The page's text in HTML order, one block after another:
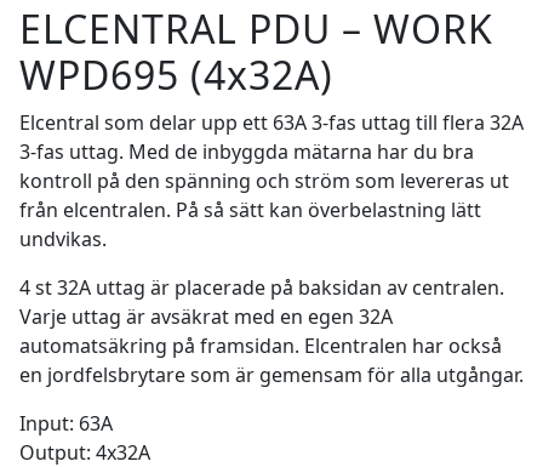
ELCENTRAL PDU – WORK
WPD695 (4x32A)
Elcentral som delar upp ett 63A 3-fas uttag till flera 32A
3-fas uttag. Med de inbyggda mätarna har du bra
kontroll på den spänning och ström som levereras ut
från elcentralen. På så sätt kan överbelastning lätt
undvikas.
4 st 32A uttag är placerade på baksidan av centralen.
Varje uttag är avsäkrat med en egen 32A
automatsäkring på framsidan. Elcentralen har också
en jordfelsbrytare som är gemensam för alla utgångar.
Input: 63A
Output: 4x32A